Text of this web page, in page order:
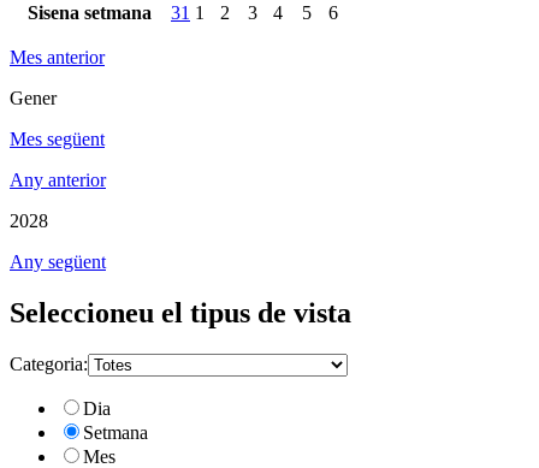
Sisena setmana
31 1 2 3 4 5 6
Mes anterior
Gener
Mes següent
Any anterior
2028
Any següent
Seleccioneu el tipus de vista
Categoria:
Dia
Setmana
Mes